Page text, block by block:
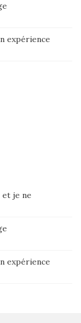
expérience
je ne
expérience